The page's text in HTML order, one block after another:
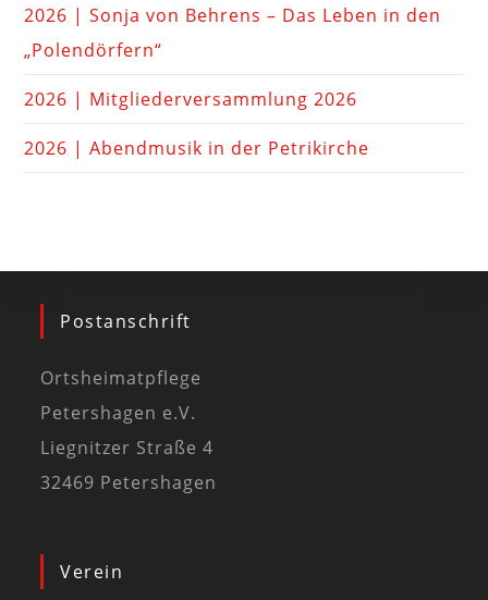
2026 | Sonja von Behrens – Das Leben in den
„Polendörfern“
2026 | Mitgliederversammlung 2026
2026 | Abendmusik in der Petrikirche
Postanschrift
Ortsheimatpflege
Petershagen e.V.
Liegnitzer Straße 4
32469 Petershagen
Verein